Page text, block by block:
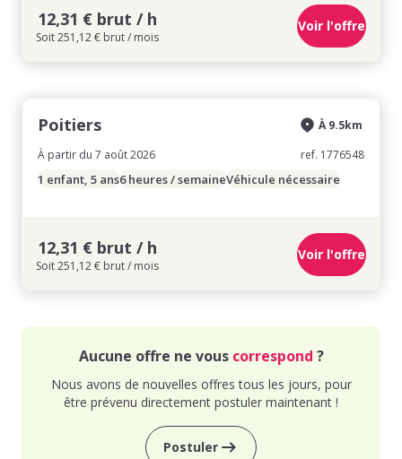
12,31 € brut / h
Soit 251,12 € brut / mois
Voir l'offre
Poitiers
À partir du 7 août 2026
À 9.5km
ref. 1776548
1 enfant, 5 ans6 heures / semaineVéhicule nécessaire
12,31 € brut / h
Soit 251,12 € brut / mois
Voir l'offre
Aucune offre ne vous correspond ?
Nous avons de nouvelles offres tous les jours, pour
être prévenu directement postuler maintenant !
Postuler